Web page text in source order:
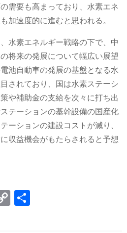
需要も高まっており、水素エネ
加速度的に進むと思われる。
水素エネルギー戦略の下で、中
将来の発展について幅広い展望
池自動車の発展の基盤となる水
されており、国は水素ステーシ
や補助金の支給を次々に打ち出
テーションの基幹設備の国産化
ーションの建設コストが減り、
収益機会がもたらされると予想
C
o